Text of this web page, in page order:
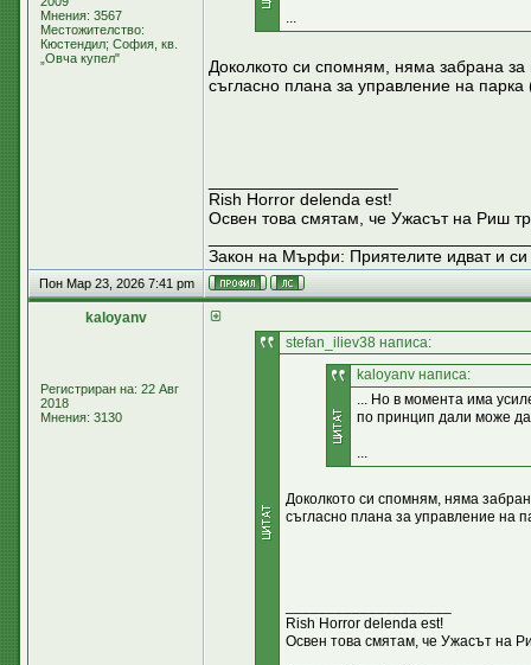
Мнения: 3567
Местожителство:
Кюстендил; София, кв.
„Овча купел"
...
Доколкото си спомням, няма забрана
съгласно плана за управление на
Rish Horror delenda est!
Освен това смятам, че Ужасът на Риш
Закон на Мърфи: Приятелите идват и си
Пон Мар 23, 2026 7:41 pm
kaloyanv
Регистриран на: 22 Авг
2018
Мнения: 3130
stefan_iliev38 написа:
kaloyanv написа:
... Но в момента има
по принцип дали може да
...
Доколкото си спомням, няма
съгласно плана за управление на
Rish Horror delenda est!
Освен това смятам, че Ужасът на